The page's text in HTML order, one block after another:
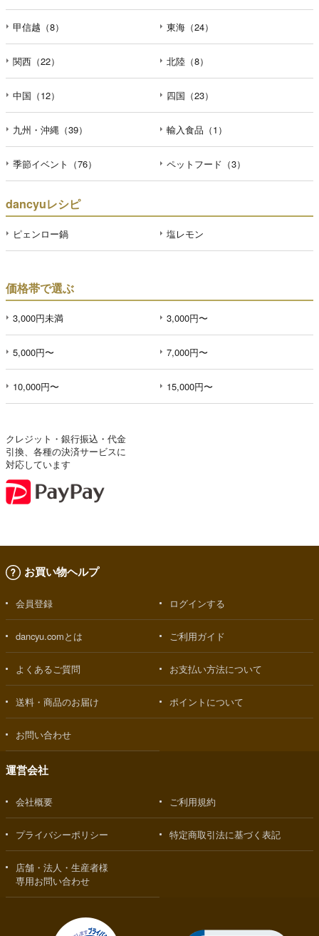
甲信越（8） 東海（24）
関西（22） 北陸（8）
中国（12） 四国（23）
九州・沖縄（39） 輸入食品（1）
季節イベント（76） ペットフード（3）
dancyuレシピ
ピェンロー鍋 塩レモン
価格帯で選ぶ
3,000円未満 3,000円〜
5,000円〜 7,000円〜
10,000円〜 15,000円〜
クレジット・銀行振込・代金
引換、各種の決済サービスに
対応しています
お買い物ヘルプ
会員登録 ログインする
dancyu.comとは ご利用ガイド
よくあるご質問 お支払い方法について
送料・商品のお届け ポイントについて
お問い合わせ
運営会社
会社概要 ご利用規約
プライバシーポリシー 特定商取引法に基づく表記
店舗・法人・生産者様
専用お問い合わせ